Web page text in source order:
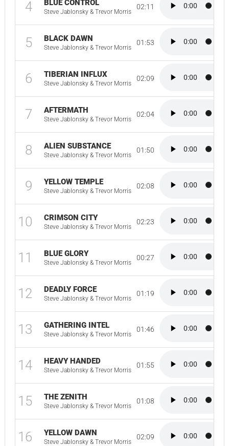
4 BLUE CONTROL
Steve Jablonsky & Trevor Morris
02:11
5 BLACK DAWN
Steve Jablonsky & Trevor Morris
01:53
6 TIBERIAN INFLUX
Steve Jablonsky & Trevor Morris
02:09
7 AFTERMATH
Steve Jablonsky & Trevor Morris
02:04
8 ALIEN SUBSTANCE
Steve Jablonsky & Trevor Morris
01:50
9 YELLOW TEMPLE
Steve Jablonsky & Trevor Morris
02:08
10 CRIMSON CITY
Steve Jablonsky & Trevor Morris
02:23
11 BLUE GLORY
Steve Jablonsky & Trevor Morris
00:27
12 DEADLY FORCE
Steve Jablonsky & Trevor Morris
01:19
13 GATHERING INTEL
Steve Jablonsky & Trevor Morris
01:46
14 HEAVY HANDED
Steve Jablonsky & Trevor Morris
01:55
15 THE ZENITH
Steve Jablonsky & Trevor Morris
01:08
16 YELLOW DAWN
Steve Jablonsky & Trevor Morris
02:09